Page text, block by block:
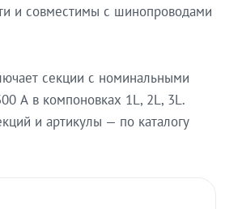
и совместимы с шинопроводами
секции с номинальными
А в компоновках 1L, 2L, 3L.
и артикулы — по каталогу